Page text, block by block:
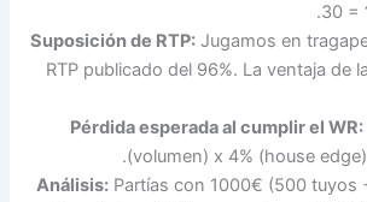
30 =
.
Suposición de RTP:Jugamos en
RTP publicado del 96%. La ventaja de
Pérdida esperada al cumplir el WR:
(volumen) x 4% (house
.
Análisis:Partías con 1000€ (500 tuyos